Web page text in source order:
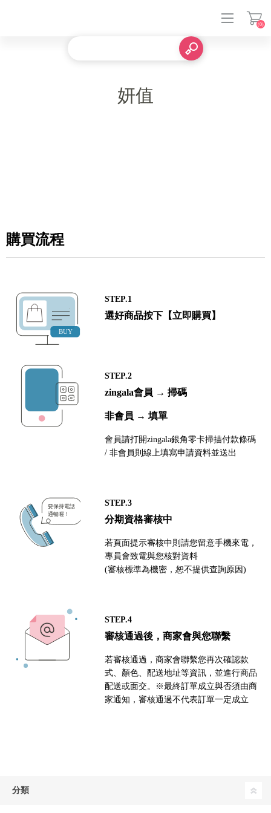
(0)
妍值
購買流程
STEP.1
選好商品按下【立即購買】
STEP.2
zingala會員 → 掃碼
非會員 → 填單
會員請打開zingala銀角零卡掃描付款條碼
/ 非會員則線上填寫申請資料並送出
STEP.3
分期資格審核中
若頁面提示審核中則請您留意手機來電，
專員會致電與您核對資料
(審核標準為機密，恕不提供查詢原因)
STEP.4
審核通過後，商家會與您聯繫
若審核通過，商家會聯繫您再次確認款
式、顏色、配送地址等資訊，並進行商品
配送或面交。※最終訂單成立與否須由商
家通知，審核通過不代表訂單一定成立
分類